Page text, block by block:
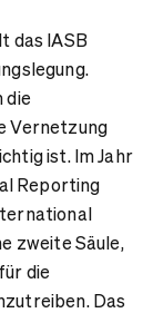
das IASB
die
Vernetzung
ist. Im Jahr
Reporting
zweite Säule,
die
Das